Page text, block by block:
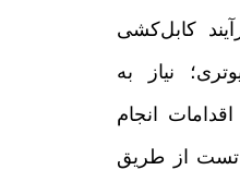
کابل‌کشی
نیاز به
انجام
از طریق